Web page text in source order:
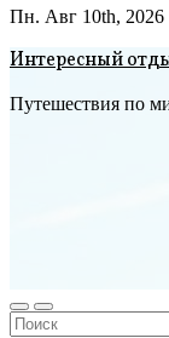
Пн. Авг 10th, 2026
Интересный
Путешествия по